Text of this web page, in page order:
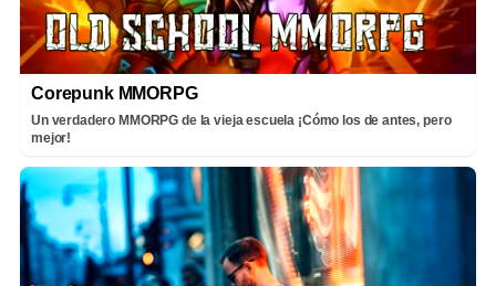
Corepunk MMORPG
Un verdadero MMORPG de la vieja escuela ¡Cómo los de antes, pero
mejor!